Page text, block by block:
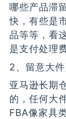
哪些产品滞
快，有些是
品等等，看
是支付处理费
2、留意大
亚马逊长期
的，任何大
FBA像家具